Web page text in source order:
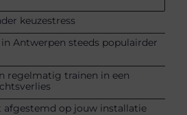
keuzestress
Antwerpen steeds populairder
regelmatig trainen in een
op jouw installatie